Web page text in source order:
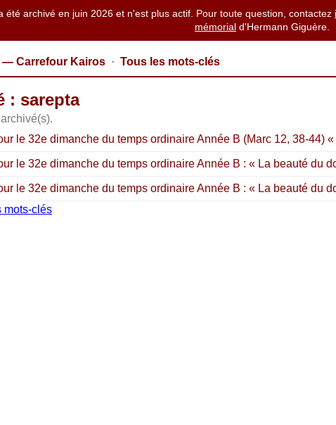
été archivé en juin 2026 et n'est plus actif. Pour toute question, contactez
mémorial d'Hermann Giguère.
Carrefour Kairos · Tous les mots-clés
: sarepta
le 32e dimanche du temps ordinaire Année B (Marc 12, 38-44)
le 32e dimanche du temps ordinaire Année B : « La beauté du
le 32e dimanche du temps ordinaire Année B : « La beauté du
mots-clés